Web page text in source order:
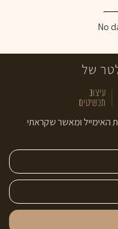
No
של
האימייל ומאשר שקראתי